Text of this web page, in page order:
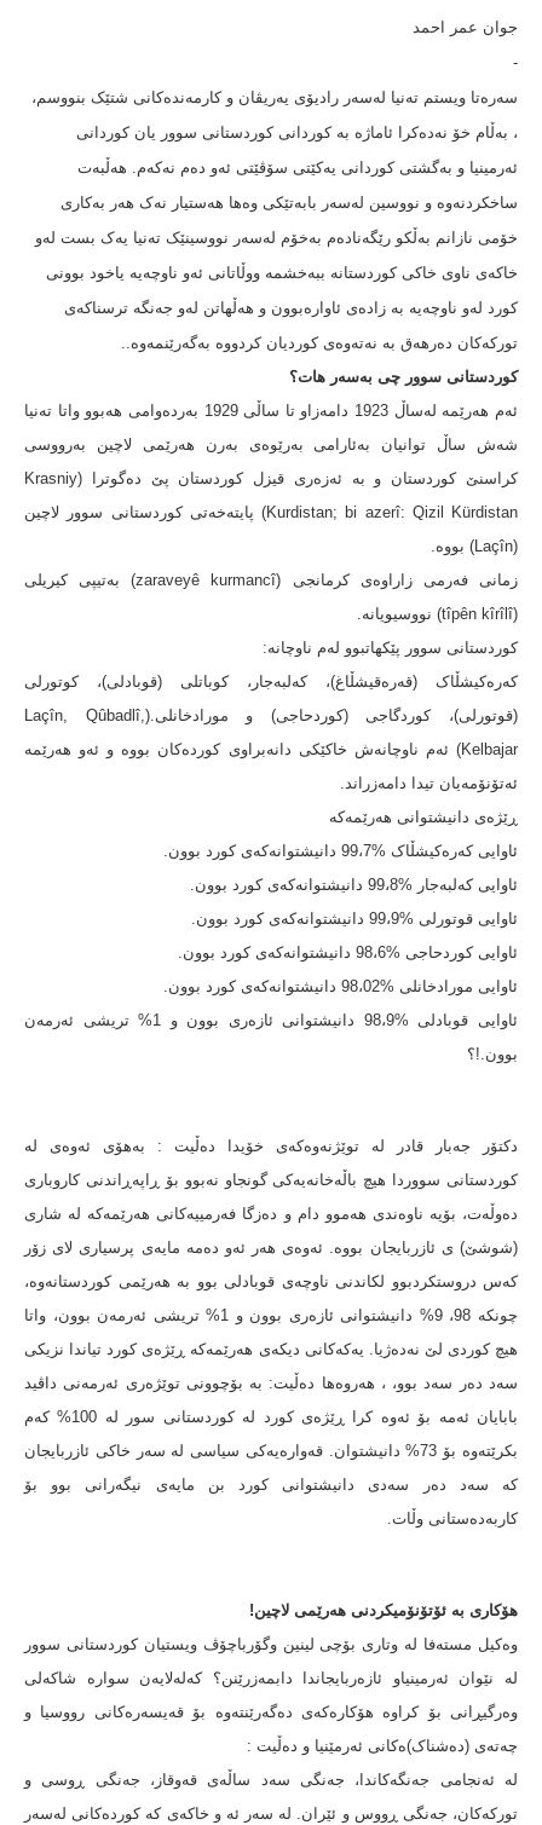
جوان عمر احمد
-
سەرەتا ویستم تەنیا لەسەر رادیۆی یەریڤان و کارمەندەکانی شتێک بنووسم،
، بەڵام خۆ نەدەکرا ئاماژە بە کوردانی کوردستانی سوور یان کوردانی
ئەرمینیا و بەگشتی کوردانی یەکێتی سۆڤێتی ئەو دەم نەکەم. هەڵبەت
ساخکردنەوە و نووسین لەسەر بابەتێکی وەها هەستیار نەک هەر بەکاری
خۆمی نازانم بەڵکو رێگەنادەم بەخۆم لەسەر نووسینێک تەنیا یەک بست لەو
خاکەی ناوی خاکی کوردستانە ببەخشمە ووڵاتانی ئەو ناوچەیە یاخود بوونی
کورد لەو ناوچەیە بە زادەی ئاوارەبوون و هەڵهاتن لەو جەنگە ترسناکەی
تورکەکان دەرهەق بە نەتەوەی کوردیان کردووە بەگەرێنمەوە..
کوردستانی سوور چی بەسەر هات؟
ئەم هەرێمە لەساڵ 1923 دامەزاو تا ساڵی 1929 بەردەوامی هەبوو واتا تەنیا
شەش ساڵ توانیان بەئارامی بەرێوەی بەرن هەرێمی لاچین بەرووسی
کراسنێ کوردستان و بە ئەزەری قیزل کوردستان پێ دەگوترا (Krasniy
Kurdistan; bi azerî: Qizil Kürdistan) پایتەخەتی کوردستانی سوور لاچین
(Laçîn) بووە.
زمانی فەرمی زاراوەی کرمانجی (zaraveyê kurmancî) بەتیپی کیریلی
(tîpên kîrîlî) نووسیویانە.
کوردستانی سوور پێکهاتبوو لەم ناوچانە:
کەرەکیشڵاک (قەرەقیشڵاغ)، کەلبەجار، کوباتلی (قوبادلی)، کوتورلی
(قوتورلی)، کوردگاجی (کوردحاجی) و مورادخانلی.(Laçîn, Qûbadlî,
Kelbajar) ئەم ناوچانەش خاکێکی دانەبراوی کوردەکان بووە و ئەو هەرێمە
ئەتۆنۆمەیان تیدا دامەزراند.
ڕێژەی دانیشتوانی هەرێمەکە
ئاوایی کەرەکیشڵاک %99،7 دانیشتوانەکەی کورد بوون.
ئاوایی کەلبەجار %99،8 دانیشتوانەکەی کورد بوون.
ئاوایی قوتورلی %99،9 دانیشتوانەکەی کورد بوون.
ئاوایی کوردحاجی %98،6 دانیشتوانەکەی کورد بوون.
ئاوایی مورادخانلی %98،02 دانیشتوانەکەی کورد بوون.
ئاوایی قوبادلی %98،9 دانیشتوانی ئازەری بوون و 1% تریشی ئەرمەن
بوون.!؟
دکتۆر جەبار قادر لە توێژنەوەکەی خۆیدا دەڵیت : بەهۆی ئەوەی لە
کوردستانی سووردا هیچ باڵەخانەیەکی گونجاو نەبوو بۆ ڕاپەڕاندنی کاروباری
دەوڵەت، بۆیە ناوەندی هەموو دام و دەزگا فەرمییەکانی هەرێمەکە لە شاری
(شوشێ) ی ئازربایجان بووە. ئەوەی هەر ئەو دەمە مایەی پرسیاری لای زۆر
کەس دروستکردبوو لکاندنی ناوچەی قوبادلی بوو بە هەرێمی کوردستانەوە،
چونکە 98، 9% دانیشتوانی ئازەری بوون و 1% تریشی ئەرمەن بوون، واتا
هیچ کوردی لێ نەدەژیا. یەکەکانی دیکەی هەرێمەکە ڕێژەی کورد تیاندا نزیکی
سەد دەر سەد بوو، ، هەروەها دەڵیت: بە بۆچوونی توێژەری ئەرمەنی داڤید
بابایان ئەمە بۆ ئەوە کرا ڕێژەی کورد لە کوردستانی سور لە 100% کەم
بکرێتەوە بۆ 73% دانیشتوان. قەوارەیەکی سیاسی لە سەر خاکی ئازربایجان
کە سەد دەر سەدی دانیشتوانی کورد بن مایەی نیگەرانی بوو بۆ
کاربەدەستانی وڵات.
هۆکاری بە ئۆتۆنۆمیکردنی هەرێمی لاچین!
وەکیل مستەفا لە وتاری بۆچی لینین وگۆرباچۆڤ ویستیان کوردستانی سوور
لە نێوان ئەرمینیاو ئازەربایجاندا دابمەزرێنن؟ کەلەلایەن سوارە شاکەلی
وەرگیڕانی بۆ کراوە هۆکارەکەی دەگەرێنتەوە بۆ قەیسەرەکانی رووسیا و
چەتەی (دەشناک)ەکانی ئەرمێنیا و دەڵیت :
لە ئەنجامی جەنگەکاندا، جەنگی سەد ساڵەی قەوقاز، جەنگی ڕوسی و
تورکەکان، جەنگی ڕووس و ئێران. لە سەر ئه و خاکەی کە کوردەکانی لەسەر